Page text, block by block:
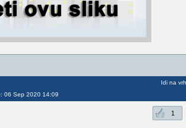
06 Sep 2020 14:09
Idi na vrh
1